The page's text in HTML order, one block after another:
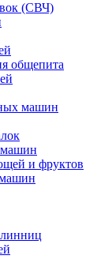
(СВЧ)
общепита
машин
машин
и фруктов